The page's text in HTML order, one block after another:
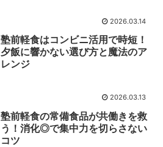
2026.03.14
塾前軽食はコンビニ活用で時短！
夕飯に響かない選び方と魔法のア
レンジ
2026.03.13
塾前軽食の常備食品が共働きを救
う！消化◎で集中力を切らさない
コツ